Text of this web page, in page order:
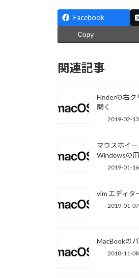
Facebook
Copy
関連記事
Finderの右ク
開く
2019-02-13
マウスホイ
Windowsの
2019-01-16
vim エディタ
2019-01-07
MacBookの
2018-11-08